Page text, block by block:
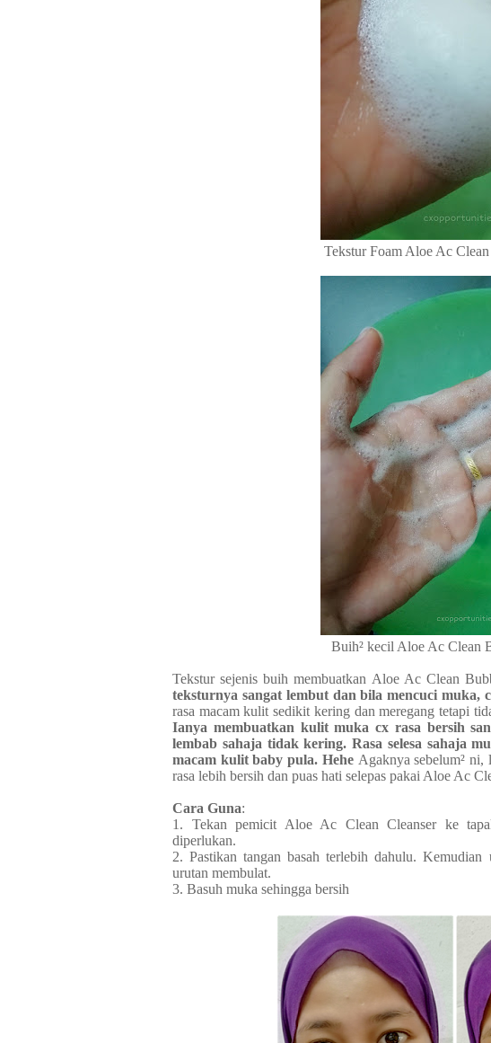
Tekstur Foam Aloe Ac
Buih² kecil Aloe Ac Clean
Tekstur sejenis buih membuatkan Aloe Ac Clean
teksturnya sangat lembut dan bila mencuci muka,
rasa macam kulit sedikit kering dan meregang tetapi
Ianya membuatkan kulit muka cx rasa bersih
lembab sahaja tidak kering. Rasa selesa sahaja
macam kulit baby pula. Hehe Agaknya sebelum² ni,
rasa lebih bersih dan puas hati selepas pakai Aloe Ac
Cara Guna:
1. Tekan pemicit Aloe Ac Clean Cleanser ke
diperlukan.
2. Pastikan tangan basah terlebih dahulu.
urutan membulat.
3. Basuh muka sehingga bersih